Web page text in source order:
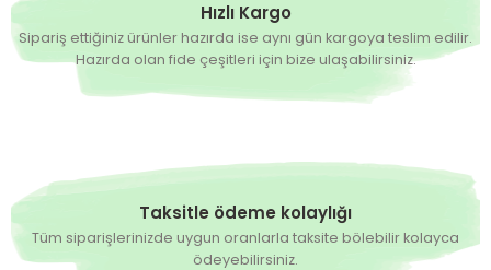
Hızlı Kargo
Sipariş ettiğiniz ürünler hazırda ise aynı gün kargoya teslim edilir.
Hazırda olan fide çeşitleri için bize ulaşabilirsiniz.
Taksitle ödeme kolaylığı
Tüm siparişlerinizde uygun oranlarla taksite bölebilir kolayca
ödeyebilirsiniz.